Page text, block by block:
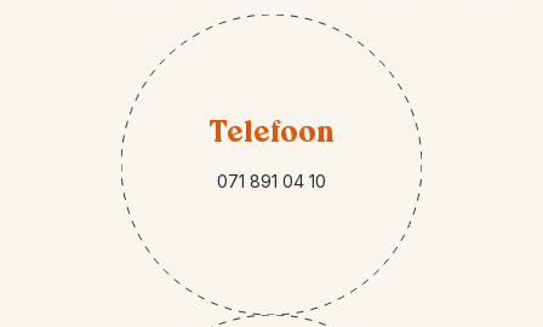
Telefoon
071 891 04 10